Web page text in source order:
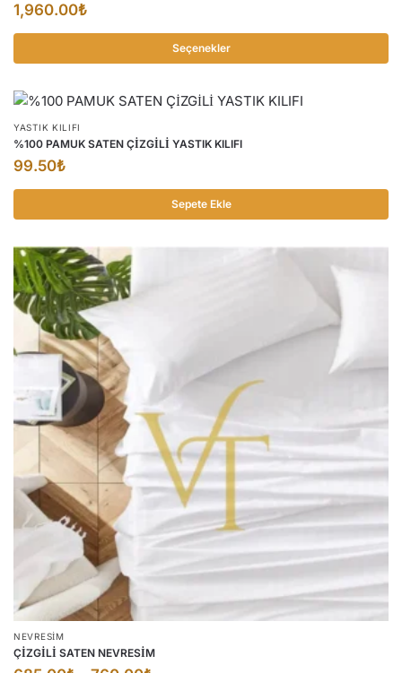
1,960.00₺
Seçenekler
ürünün
fazla
varyasyonu
ürün
sayfasından
seçilebilir
YASTIK KILIFI
%100 PAMUK SATEN ÇİZGİLİ YASTIK KILIFI
99.50₺
Sepete Ekle
NEVRESIM
ÇİZGİLİ SATEN NEVRESİM